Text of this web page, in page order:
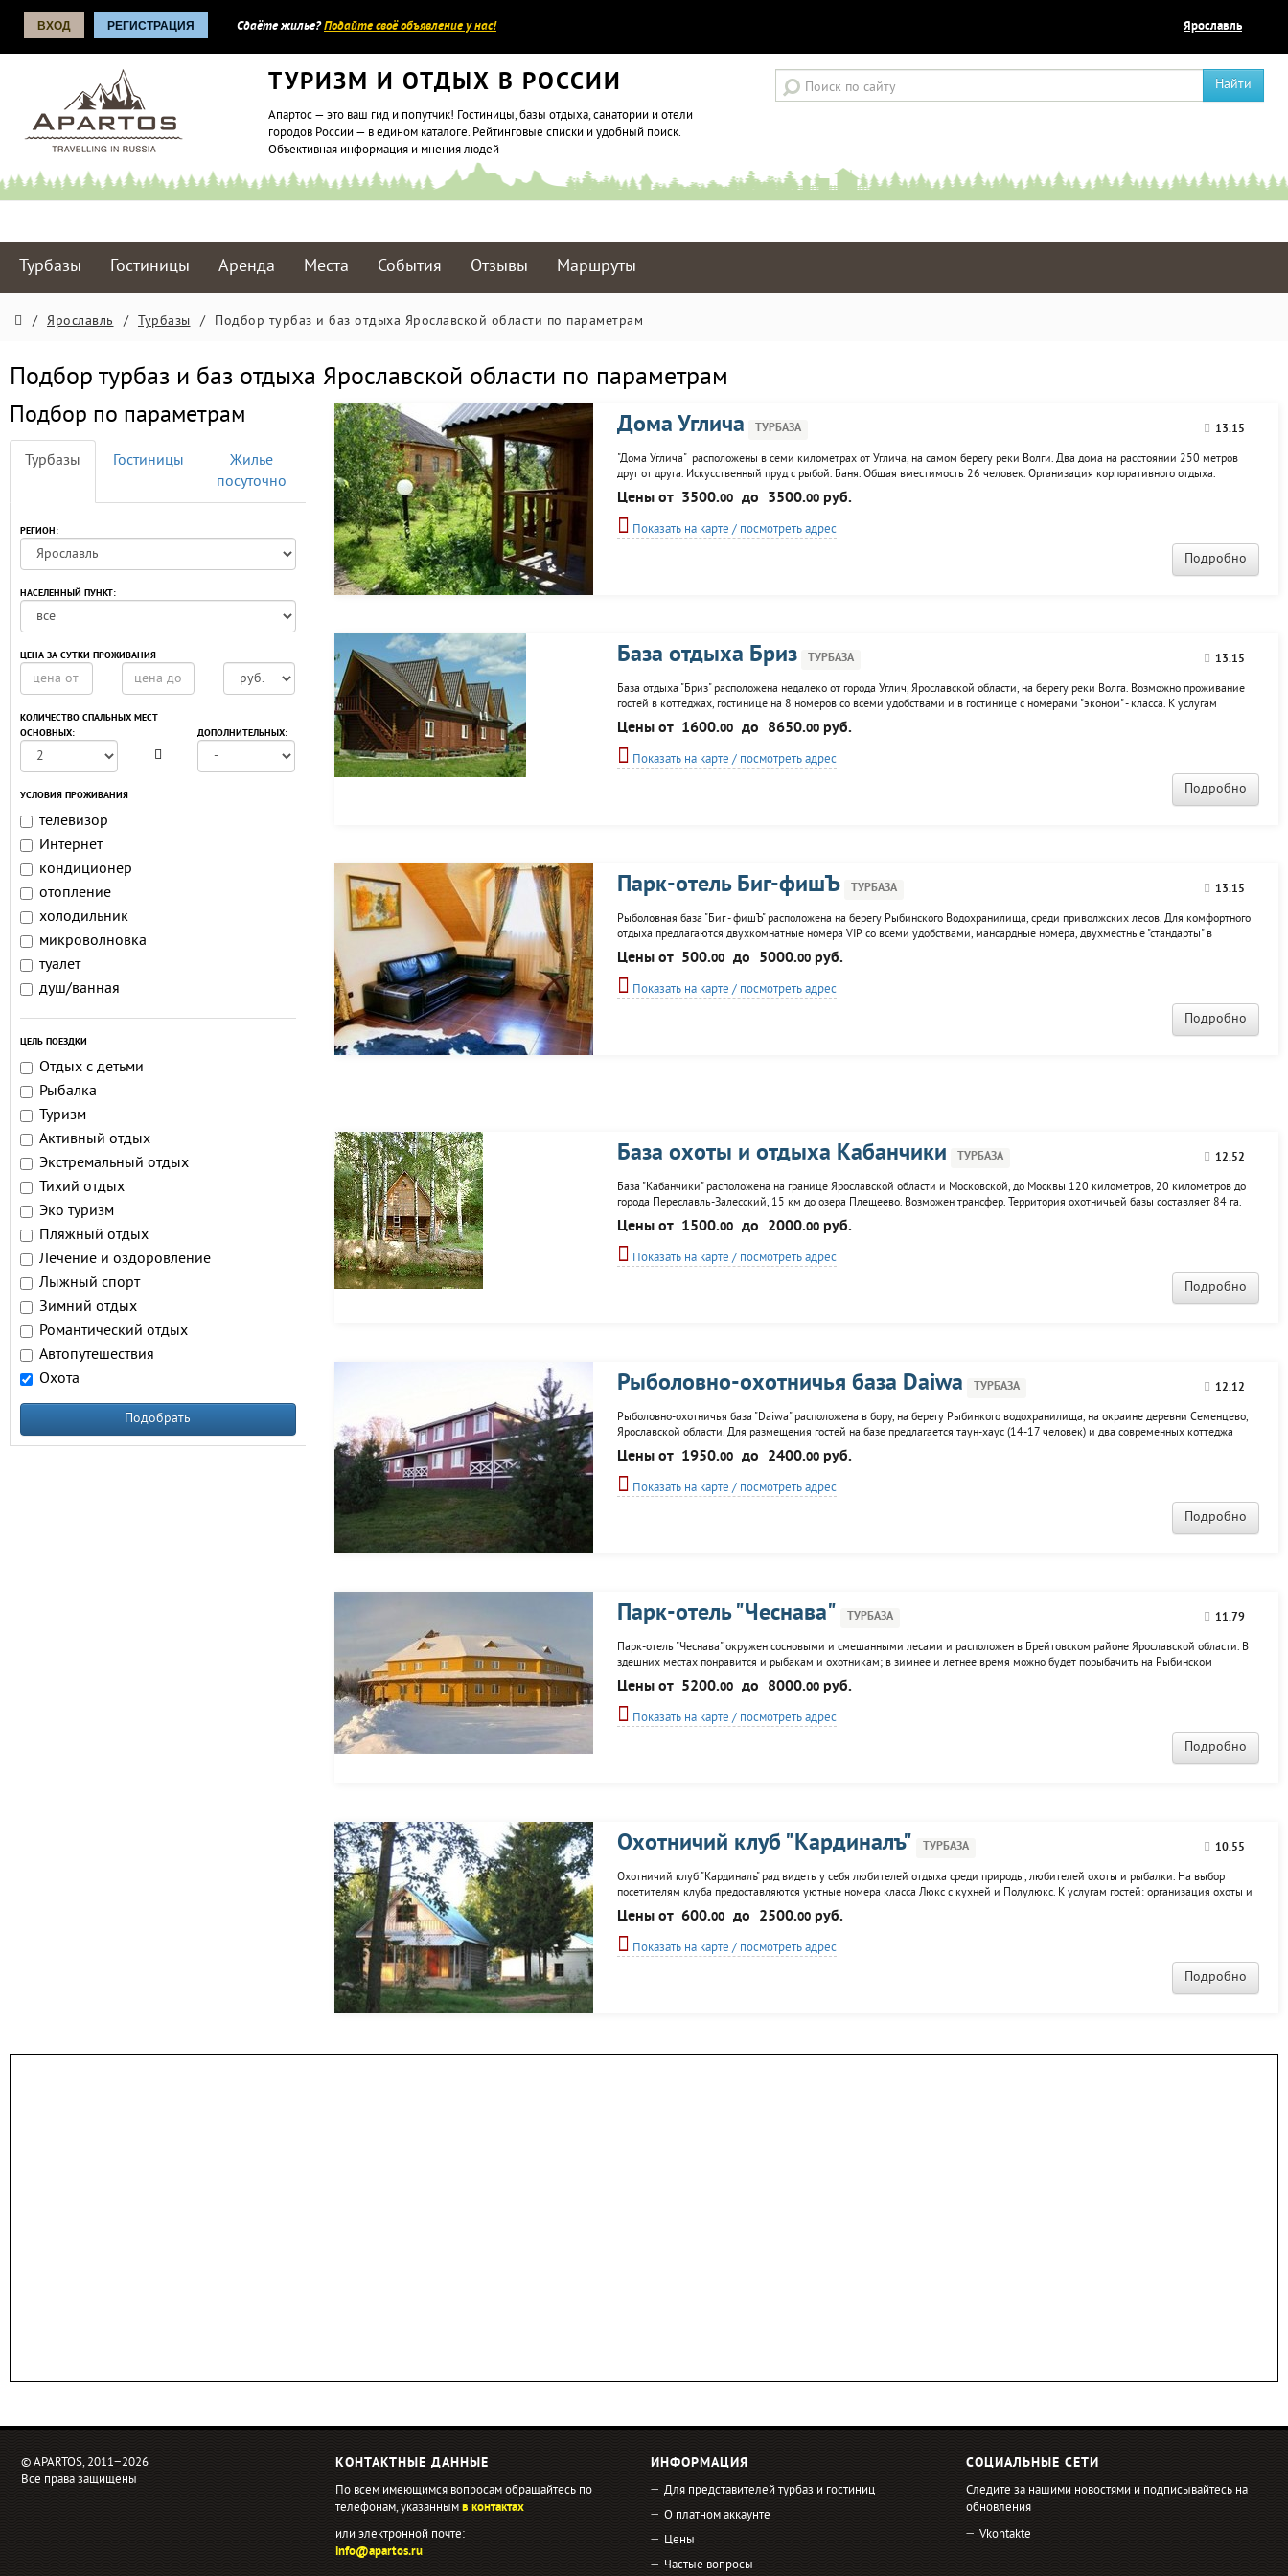
ВХОД РЕГИСТРАЦИЯ Сдаёте жилье?Подайте своё объявление у нас! Ярославль
ТУРИЗМ И ОТДЫХ В РОССИИ
Апартос — это ваш гид и попутчик! Гостиницы, базы отдыха, санатории и отели
городов России — в едином каталоге. Рейтинговые списки и удобный поиск.
Объективная информация и мнения людей
Найти
Турбазы Гостиницы Аренда Места События Отзывы Маршруты
/ Ярославль / Турбазы / Подбор турбаз и баз отдыха Ярославской области по параметрам
Подбор турбаз и баз отдыха Ярославской области по параметрам
Подбор по параметрам
Турбазы Гостиницы
Жилье
посуточно
РЕГИОН:
НАСЕЛЕННЫЙ ПУНКТ:
ЦЕНА ЗА СУТКИ ПРОЖИВАНИЯ
КОЛИЧЕСТВО СПАЛЬНЫХ МЕСТ
ОСНОВНЫХ:
ДОПОЛНИТЕЛЬНЫХ:
УСЛОВИЯ ПРОЖИВАНИЯ
телевизор
Интернет
кондиционер
отопление
холодильник
микроволновка
туалет
душ/ванная
ЦЕЛЬ ПОЕЗДКИ
Отдых с детьми
Рыбалка
Туризм
Активный отдых
Экстремальный отдых
Тихий отдых
Эко туризм
Пляжный отдых
Лечение и оздоровление
Лыжный спорт
Зимний отдых
Романтический отдых
Автопутешествия
Охота
Подобрать
13.15
Дома Углича ТУРБАЗА
"Дома Углича" расположены в семи километрах от Углича, на самом берегу реки Волги. Два дома на расстоянии 250 метров
друг от друга. Искусственный пруд с рыбой. Баня. Общая вместимость 26 человек. Организация корпоративного отдыха.
Рыбалка, охота, конные прогулки, пляжный отдых, зимние развлечения.
Цены от 3500.00 до 3500.00руб.
Показать на карте / посмотреть адрес
Подробно
13.15
База отдыха Бриз ТУРБАЗА
База отдыха "Бриз" расположена недалеко от города Углич, Ярославской области, на берегу реки Волга. Возможно проживание
гостей в коттеджах, гостинице на 8 номеров со всеми удобствами и в гостинице с номерами "эконом" - класса. К услугам
отдыхающих ресторан на 60 мест, возможна организация торжеств и встреч, бар, бильярд, спортивный зал, настольный теннис,
тренажеры...
Цены от 1600.00 до 8650.00руб.
Показать на карте / посмотреть адрес
Подробно
13.15
Парк-отель Биг-фишЪ ТУРБАЗА
Рыболовная база "Биг - фишЪ" расположена на берегу Рыбинского Водохранилища, среди приволжских лесов. Для комфортного
отдыха предлагаются двухкомнатные номера VIP со всеми удобствами, мансардные номера, двухместные "стандарты" в
гостинице, и номера "эконом". На территории базы расположены ресторан, бар, конференц-зал, баня и сауна, оборудованы
места для...
Цены от 500.00 до 5000.00руб.
Показать на карте / посмотреть адрес
Подробно
12.52
База охоты и отдыха Кабанчики ТУРБАЗА
База "Кабанчики" расположена на границе Ярославской области и Московской, до Москвы 120 километров, 20 километров до
города Переславль-Залесский, 15 км до озера Плещеево. Возможен трансфер. Территория охотничьей базы составляет 84 га.
Для размещения гостей предоставляются коттеджи с TV, кухней, холодильником, микроволновой печью, электрочайником,
дровяной печью и всеми удобствами,
Цены от 1500.00 до 2000.00руб.
Показать на карте / посмотреть адрес
Подробно
12.12
Рыболовно-охотничья база Daiwa ТУРБАЗА
Рыболовно-охотничья база "Daiwa" расположена в бору, на берегу Рыбинкого водохранилища, на окраине деревни Семенцево,
Ярославской области. Для размещения гостей на базе предлагается таун-хаус (14-17 человек) и два современных коттеджа
(каждый на 8 человек). Городской комфорт. Трехразовое питание. К услугам отдыхающих баня, бильярдная, мангалы, лодочный
причал. Пляж, рыбалка и...
Цены от 1950.00 до 2400.00руб.
Показать на карте / посмотреть адрес
Подробно
11.79
Парк-отель "Чеснава" ТУРБАЗА
Парк-отель "Чеснава" окружен сосновыми и смешанными лесами и расположен в Брейтовском районе Ярославской области. В
здешних местах понравится и рыбакам и охотникам; в зимнее и летнее время можно будет порыбачить на Рыбинском
водохранилище, поохотиться в прилегающих лесах. Отдыхающие размещаются в номерах класса - Стандарт, Люкс, Полулюкс,
Апартаменты. К услугам гостей: ресторан, прокат...
Цены от 5200.00 до 8000.00руб.
Показать на карте / посмотреть адрес
Подробно
10.55
Охотничий клуб "Кардиналъ" ТУРБАЗА
Охотничий клуб "Кардиналъ" рад видеть у себя любителей отдыха среди природы, любителей охоты и рыбалки. На выбор
посетителям клуба предоставляются уютные номера класса Люкс с кухней и Полулюкс. К услугам гостей: организация охоты и
рыбной ловли, баня, тир, прокат техники и лодок, егерьское сопровождение, столовая.
Цены от 600.00 до 2500.00руб.
Показать на карте / посмотреть адрес
Подробно
© APARTOS, 2011−2026
Все права защищены
КОНТАКТНЫЕ ДАННЫЕ
По всем имеющимся вопросам обращайтесь по
телефонам, указаннымв контактах
или электронной почте:
info@apartos.ru
ИНФОРМАЦИЯ
Для представителей турбаз и гостиниц
О платном аккаунте
Цены
Частые вопросы
СОЦИАЛЬНЫЕ СЕТИ
Следите за нашими новостями и подписывайтесь на
обновления
Vkontakte